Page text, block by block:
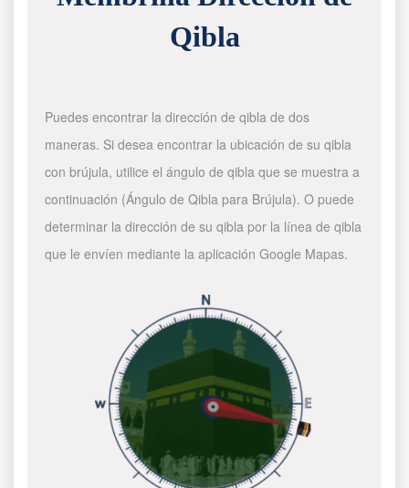
Qibla
Puedes encontrar la dirección de qibla de dos
maneras. Si desea encontrar la ubicación de su qibla
con brújula, utilice el ángulo de qibla que se muestra a
continuación (Ángulo de Qibla para Brújula). O puede
determinar la dirección de su qibla por la línea de qibla
que le envíen mediante la aplicación Google Mapas.